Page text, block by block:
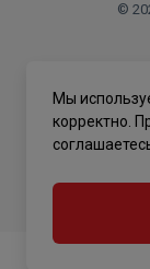
©
Мы
корректно.